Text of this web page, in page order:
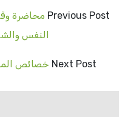
Previous Post محاضرة
النفس
Next Post خصائص